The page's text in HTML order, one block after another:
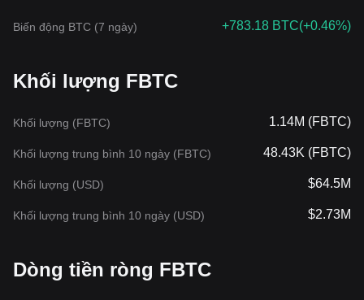
Biến động BTC (7 ngày) +783.18 BTC(+0.46%)
‌Khối lượng FBTC
‌Khối lượng (FBTC) 1.14M (FBTC)
Khối lượng trung bình 10 ngày (FBTC) 48.43K (FBTC)
Khối lượng (USD) $64.5M
Khối lượng trung bình 10 ngày (USD) $2.73M
Dòng tiền ròng FBTC